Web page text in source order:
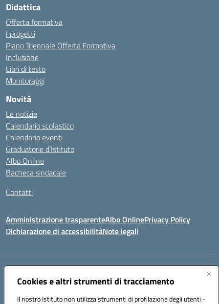
Cookies e altri strumenti di tracciamento
Il nostro Istituto non utilizza strumenti di profilazione degli utenti -
Didattica
Offerta formativa
I progetti
Piano Triennale Offerta Formativa
Inclusione
Libri di testo
Monitoraggi
Novità
Le notizie
Calendario scolastico
Calendario eventi
Graduatorie d’Istituto
Albo Online
Bacheca sindacale
Contatti
Amministrazione trasparenteAlbo OnlinePrivacy Policy
Dichiarazione di accessibilitàNote legali
Indirizzo:
Centralino:0823944017 Email:ceic85400b@istruzione.it